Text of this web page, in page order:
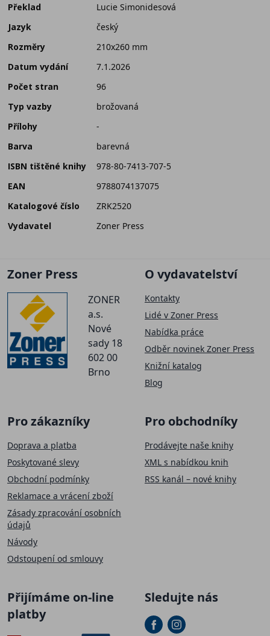
Překlad
Lucie Simonidesová
Jazyk
český
Rozměry
210x260 mm
Datum vydání
7.1.2026
Počet stran
96
Typ vazby
brožovaná
Přílohy
-
Barva
barevná
ISBN tištěné knihy
978-80-7413-707-5
EAN
9788074137075
Katalogové číslo
ZRK2520
Vydavatel
Zoner Press
Zoner Press
ZONER
a.s.
Nové
sady 18
602 00
Brno
O vydavatelství
Kontakty
Lidé v Zoner Press
Nabídka práce
Odběr novinek Zoner Press
Knižní katalog
Blog
Pro zákazníky
Doprava a platba
Poskytované slevy
Obchodní podmínky
Reklamace a vrácení zboží
Zásady zpracování osobních
údajů
Návody
Odstoupení od smlouvy
Pro obchodníky
Prodávejte naše knihy
XML s nabídkou knih
RSS kanál – nové knihy
Přijímáme on-line
platby
Sledujte nás